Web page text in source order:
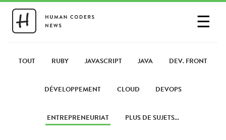
☰
PARTAGER UN LIEN
TOUT RUBY JAVASCRIPT JAVA DEV. FRONT
DÉVELOPPEMENT CLOUD DEVOPS
ENTREPRENEURIAT PLUS DE SUJETS...